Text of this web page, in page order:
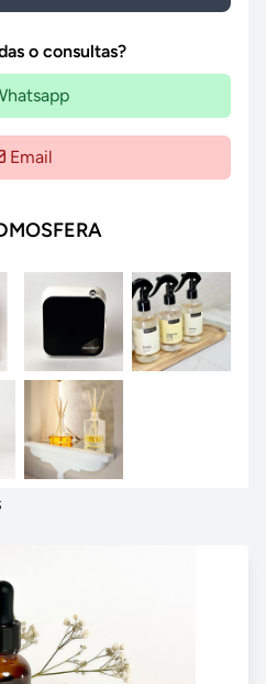
o consultas?
Email